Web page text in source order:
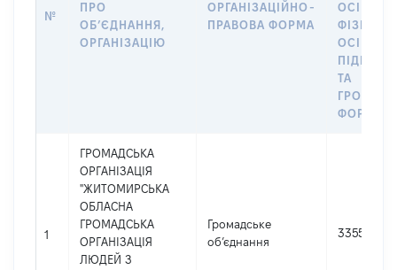
№
ПРО
ОБʼЄДНАННЯ,
ОРГАНІЗАЦІЮ
ОРГАНІЗАЦІЙНО-
ПРАВОВА ФОРМА
ОСІБ,
ОСІБ –
ТА
1
ГРОМАДСЬКА
ОРГАНІЗАЦІЯ
"ЖИТОМИРСЬКА
ОБЛАСНА
ГРОМАДСЬКА
ОРГАНІЗАЦІЯ
ЛЮДЕЙ З
Громадське
об’єднання
33555291